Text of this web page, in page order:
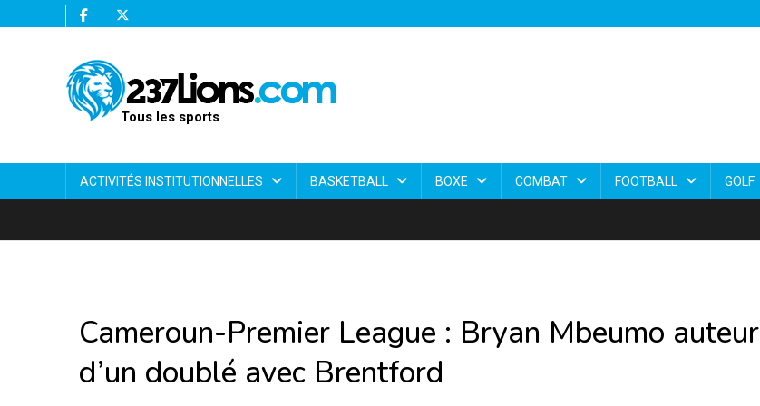
Tous les sports
ACTIVITÉS INSTITUTIONNELLES BASKETBALL BOXE COMBAT FOOTBALL GOLF
Cameroun-Premier League : Bryan Mbeumo auteur
d’un doublé avec Brentford